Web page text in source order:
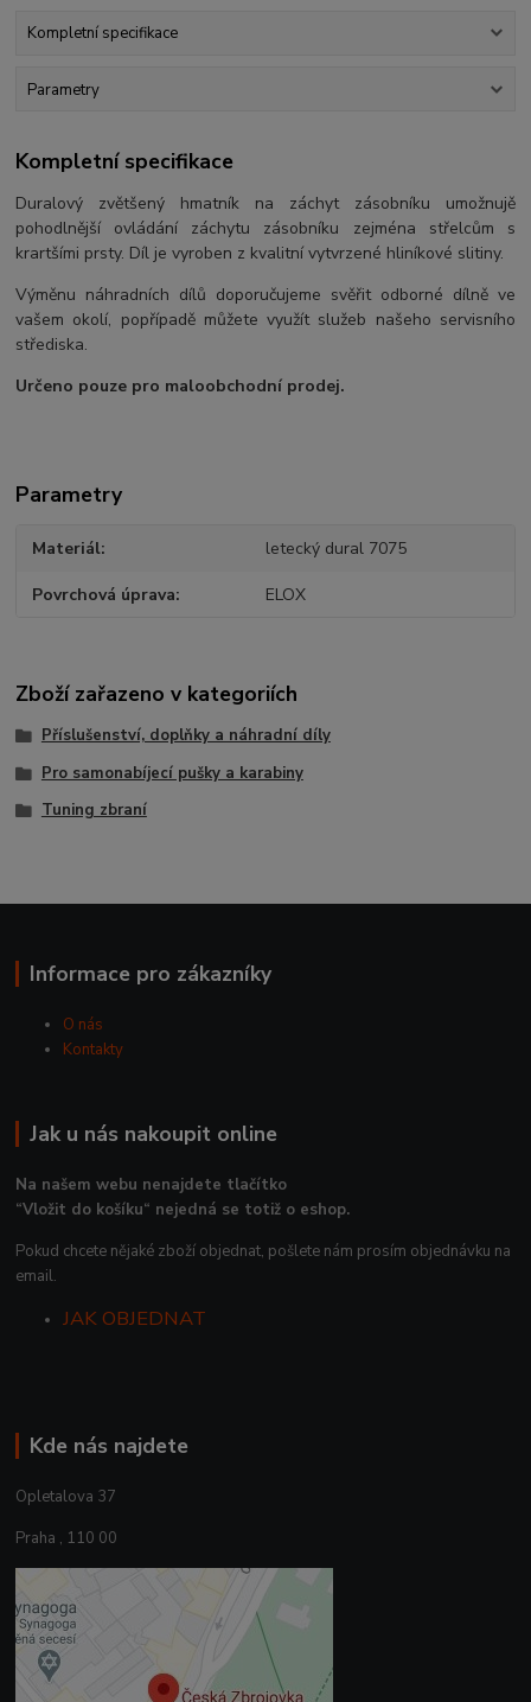
Kompletní specifikace
Parametry
Kompletní specifikace
Duralový zvětšený hmatník na záchyt zásobníku umožnujě
pohodlnější ovládání záchytu zásobníku zejména střelcům s
krartšími prsty. Díl je vyroben z kvalitní vytvrzené hliníkové slitiny.
Výměnu náhradních dílů doporučujeme svěřit odborné dílně ve
vašem okolí, popřípadě můžete využít služeb našeho servisního
střediska.
Určeno pouze pro maloobchodní prodej.
Parametry
Materiál letecký dural 7075
Povrchová úprava ELOX
Zboží zařazeno v kategoriích
Příslušenství, doplňky a náhradní díly
Pro samonabíjecí pušky a karabiny
Tuning zbraní
Informace pro zákazníky
O nás
Kontakty
Jak u nás nakoupit online
Na našem webu nenajdete tlačítko
“Vložit do košíku“ nejedná se totiž o eshop.
Pokud chcete nějaké zboží objednat, pošlete nám prosím objednávku na
email.
JAK OBJEDNAT
Kde nás najdete
Opletalova 37
Praha , 110 00